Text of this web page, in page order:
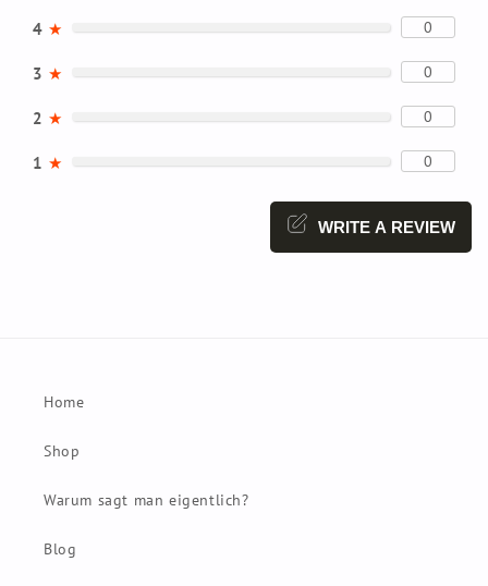
4 ★ 0
3 ★ 0
2 ★ 0
1 ★ 0
WRITE A REVIEW
Home
Shop
Warum sagt man eigentlich?
Blog